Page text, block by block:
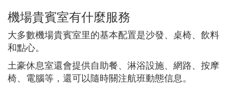
機場貴賓室有什麼服務
大多數機場貴賓室里的基本配置是沙發、桌椅、飲料
和點心。
土豪休息室還會提供自助餐、淋浴設施、網路、按摩
椅、電腦等，還可以隨時關注航班動態信息。